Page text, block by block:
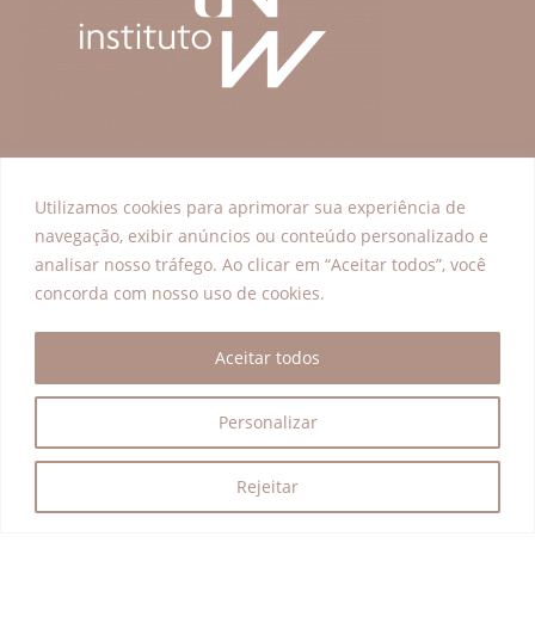
Utilizamos cookies para aprimorar sua experiência de
navegação, exibir anúncios ou conteúdo personalizado e
analisar nosso tráfego. Ao clicar em “Aceitar todos”, você
concorda com nosso uso de cookies.
Personalizar
Rejeitar
Aceitar todos
Contato
contato@inw.org.br
Endereço
Av. das Nações Unidas, 12.901
Brooklin